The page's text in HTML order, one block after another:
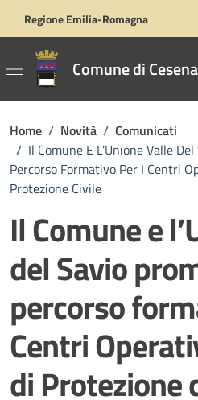
Regione Emilia-Romagna
Comune di Cesena
Home / Novità / Comunicati
/ Il Comune E L’Unione Valle
Percorso Formativo Per I Centri
Protezione Civile
Il Comune e
del Savio
percorso
Centri
di Protezione